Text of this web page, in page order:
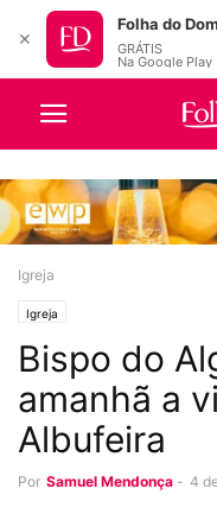
Igreja
Igreja
Bispo do
amanhã a
Albufeira
Por Samuel Mendonça - 4
✕
Folha do
GRÁTIS
Na Google Play